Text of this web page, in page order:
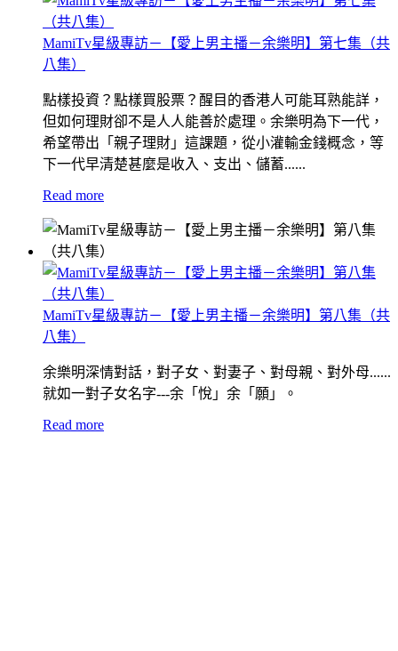
MamiTv星級專訪－【愛上男主播－余樂明】第七集（共
八集）
點樣投資？點樣買股票？醒目的香港人可能耳熟能詳，
但如何理財卻不是人人能善於處理。余樂明為下一代，
希望帶出「親子理財」這課題，從小灌輸金錢概念，等
下一代早清楚甚麼是收入、支出、儲蓄......
Read more
MamiTv星級專訪－【愛上男主播－余樂明】第八集（共
八集）
余樂明深情對話，對子女、對妻子、對母親、對外母......
就如一對子女名字---余「悅」余「願」。
Read more